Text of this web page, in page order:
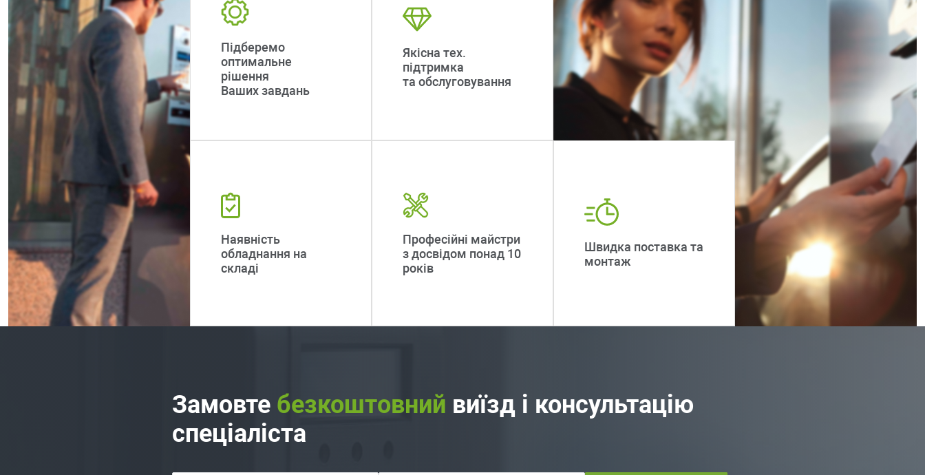
Підберемо
оптимальне
рішення
Ваших завдань
Якісна тех.
підтримка
та обслуговування
Наявність
обладнання на
складі
Професійні майстри
з досвідом понад 10
років
Швидка поставка та
монтаж
Замовте безкоштовний виїзд і консультацію
спеціаліста